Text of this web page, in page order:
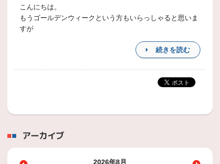
こんにちは。
もうゴールデンウィークという方もいらっしゃると思いま
すが
続きを読む
アーカイブ
2026年8月